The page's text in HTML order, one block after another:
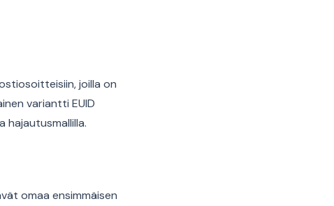
joilla on
variantti EUID
omaa ensimmäisen